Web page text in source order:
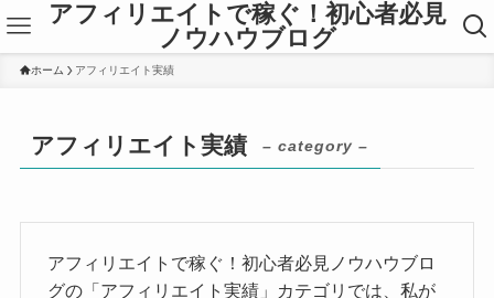
アフィリエイトで稼ぐ！初心者必見
ノウハウブログ
ホーム アフィリエイト実績
アフィリエイト実績 – category –
アフィリエイトで稼ぐ！初心者必見ノウハウブロ
グの「アフィリエイト実績」カテゴリでは、私が